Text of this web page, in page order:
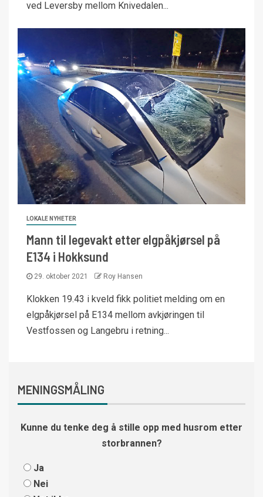
ved Leversby mellom Knivedalen...
LOKALE NYHETER
Mann til legevakt etter elgpåkjørsel på
E134 i Hokksund
29. oktober 2021 Roy Hansen
Klokken 19.43 i kveld fikk politiet melding om en
elgpåkjørsel på E134 mellom avkjøringen til
Vestfossen og Langebru i retning...
MENINGSMÅLING
Kunne du tenke deg å stille opp med husrom etter
storbrannen?
Ja
Nei